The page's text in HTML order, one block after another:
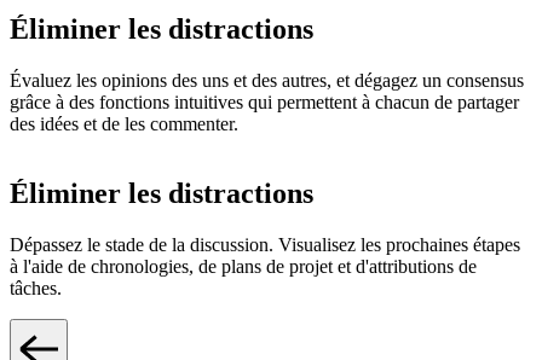
Éliminer les distractions
Évaluez les opinions des uns et des autres, et dégagez un consensus
grâce à des fonctions intuitives qui permettent à chacun de partager
des idées et de les commenter.
Éliminer les distractions
Dépassez le stade de la discussion. Visualisez les prochaines étapes
à l'aide de chronologies, de plans de projet et d'attributions de
tâches.